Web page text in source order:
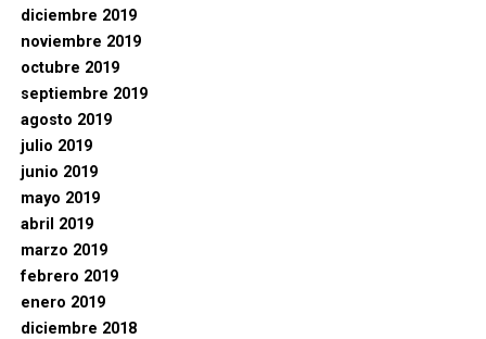
diciembre 2019
noviembre 2019
octubre 2019
septiembre 2019
agosto 2019
julio 2019
junio 2019
mayo 2019
abril 2019
marzo 2019
febrero 2019
enero 2019
diciembre 2018